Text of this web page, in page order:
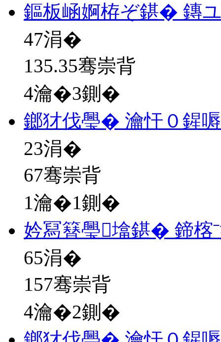
鏂板崡婀栫ぞ鍖� 鏄
47涓�
135.35骞崇背
4瀹�3鍘�
鎯犲伐璺� 瀹忓０鍟
23涓�
67骞崇背
1瀹�1鍘�
妗冩簮璺墖鍖� 鍗楁
65涓�
157骞崇背
4瀹�2鍘�